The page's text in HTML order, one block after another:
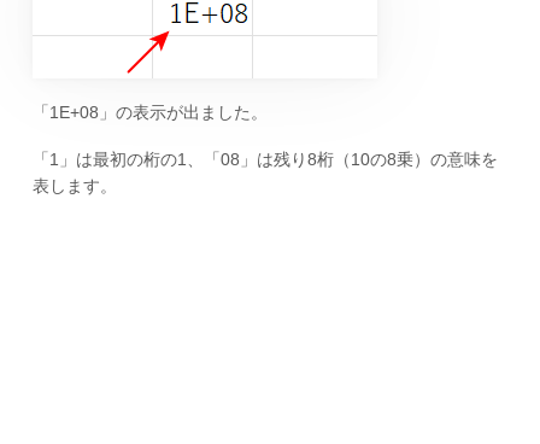
「1E+08」の表示が出ました。
「1」は最初の桁の1、「08」は残り8桁（10の8乗）の意味を
表します。